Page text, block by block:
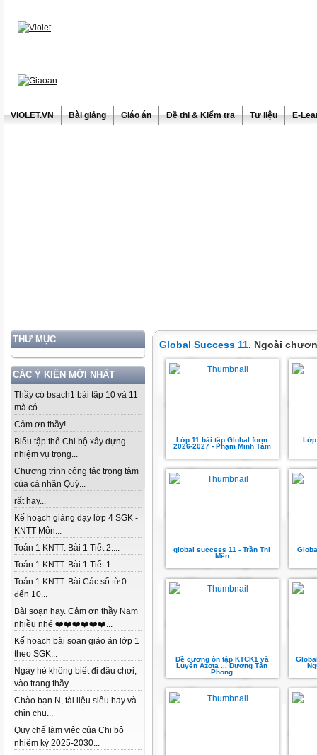
ViOLET.VN Bài giảng Giáo án Đề thi & Kiểm tra Tư liệu E-
THƯ MỤC
CÁC Ý KIẾN MỚI NHẤT
Thầy có bsach1 bài tập 10 và 11
mà có...
Cảm ơn thầy!...
Biểu tập thể Chi bộ xây dựng
nhiệm vụ trọng...
Chương trình công tác trọng tâm
của cá nhân Quý...
rất hay...
Kế hoạch giảng dạy lớp 4 SGK -
KNTT Môn...
Toán 1 KNTT. Bài 1 Tiết 2....
Toán 1 KNTT. Bài 1 Tiết 1....
Toán 1 KNTT. Bài Các số từ 0
đến 10...
Bài soạn hay. Cảm ơn thầy Nam
nhiều nhé ❤️❤️❤️❤️❤️❤️...
Kế hoạch bài soạn giáo án lớp 1
theo SGK...
Ngày hè không biết đi đâu chơi,
vào trang thầy...
Chào bạn N, tài liệu siêu hay và
chỉn chu...
Quy chế làm việc của Chi bộ
nhiệm kỳ 2025-2030...
Global Success 11. Ngoài
Lớp 11 bài tập Global form
2026-2027 - Phạm Minh Tâm
Lớp
global success 11 - Trần Thị
Mến
Đề cương ôn tập KTCK1 và
Luyện Azota ... Dương Tân
Phong